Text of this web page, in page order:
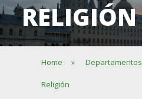
RELIGIÓN
Home » Departamentos
Religión